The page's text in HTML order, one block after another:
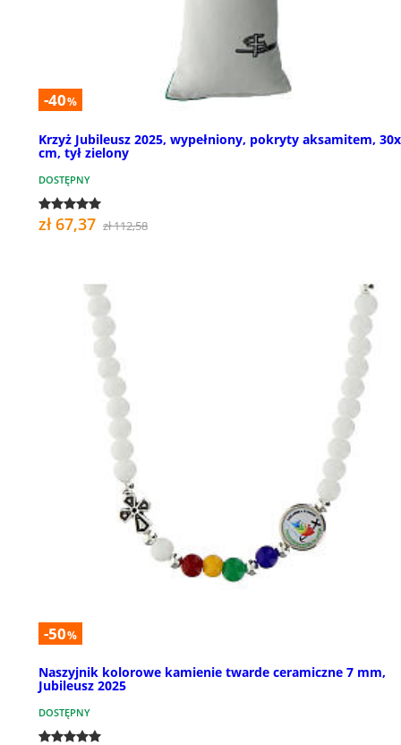
-40%
Krzyż Jubileusz 2025, wypełniony, pokryty aksamitem,
cm, tył zielony
DOSTĘPNY
zł 67,37 zł 112,58
-50%
Naszyjnik kolorowe kamienie twarde ceramiczne 7 mm,
Jubileusz 2025
DOSTĘPNY